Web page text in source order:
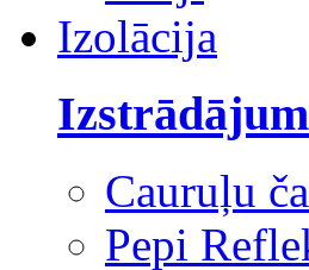
Izolācija
Cauruļu
Pepi